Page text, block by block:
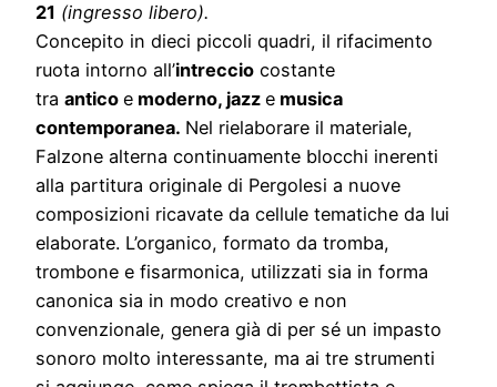
21 (ingresso libero).
Concepito in dieci piccoli quadri, il rifacimento
ruota intorno all’intreccio costante
tra antico e moderno, jazz e musica
contemporanea. Nel rielaborare il materiale,
Falzone alterna continuamente blocchi inerenti
alla partitura originale di Pergolesi a nuove
composizioni ricavate da cellule tematiche da lui
elaborate. L’organico, formato da tromba,
trombone e fisarmonica, utilizzati sia in forma
canonica sia in modo creativo e non
convenzionale, genera già di per sé un impasto
sonoro molto interessante, ma ai tre strumenti